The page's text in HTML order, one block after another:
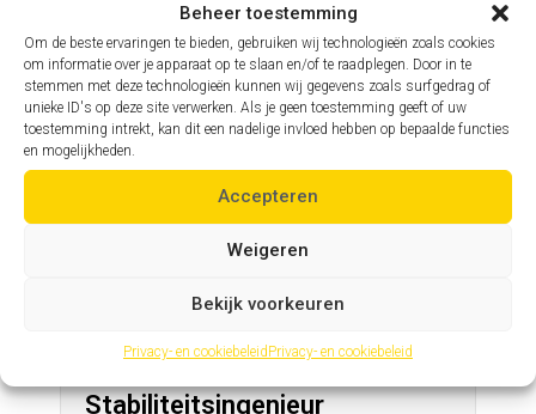
Beheer toestemming
Om de beste ervaringen te bieden, gebruiken wij technologieën zoals cookies
om informatie over je apparaat op te slaan en/of te raadplegen. Door in te
stemmen met deze technologieën kunnen wij gegevens zoals surfgedrag of
unieke ID's op deze site verwerken. Als je geen toestemming geeft of uw
toestemming intrekt, kan dit een nadelige invloed hebben op bepaalde functies
en mogelijkheden.
Accepteren
Weigeren
Bekijk voorkeuren
Privacy- en cookiebeleidPrivacy- en cookiebeleid
Zelfde profiel, andere regio
Assistent hoofdingenieur
Steenokkerzeel
Andere profielen in deze regio
Stabiliteitsingenieur